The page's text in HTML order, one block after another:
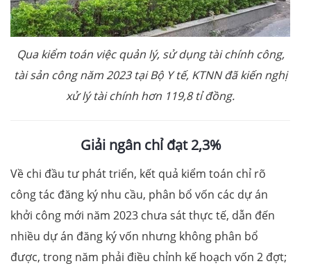
Qua kiểm toán việc quản lý, sử dụng tài chính công,
tài sản công năm 2023 tại Bộ Y tế, KTNN đã kiến nghị
xử lý tài chính hơn 119,8 tỉ đồng.
Giải ngân chỉ đạt 2,3%
Về chi đầu tư phát triển, kết quả kiểm toán chỉ rõ
công tác đăng ký nhu cầu, phân bổ vốn các dự án
khởi công mới năm 2023 chưa sát thực tế, dẫn đến
nhiều dự án đăng ký vốn nhưng không phân bổ
được, trong năm phải điều chỉnh kế hoạch vốn 2 đợt;